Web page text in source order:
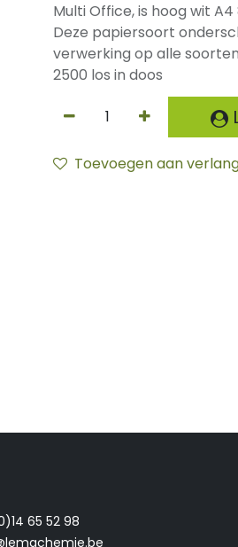
Multi Office, is hoog wit
Deze papiersoort
verwerking op alle
2500 los in doos
Toevoegen aan
65 52 98